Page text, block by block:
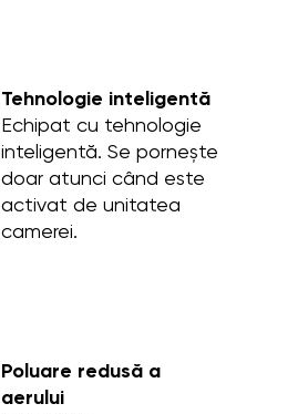
Tehnologie inteligentă
Echipat cu tehnologie
inteligentă. Se pornește
doar atunci când este
activat de unitatea
camerei.
Poluare redusă a
aerului